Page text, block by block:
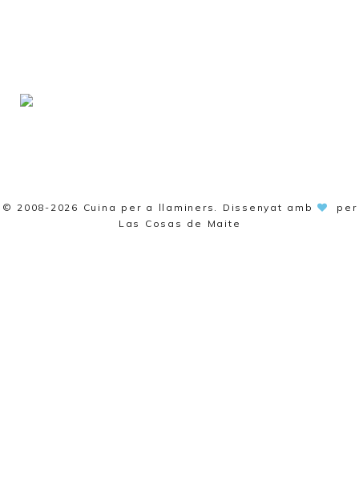
© 2008-2026 Cuina per a llaminers . Dissenyat amb
per
Las Cosas de Maite